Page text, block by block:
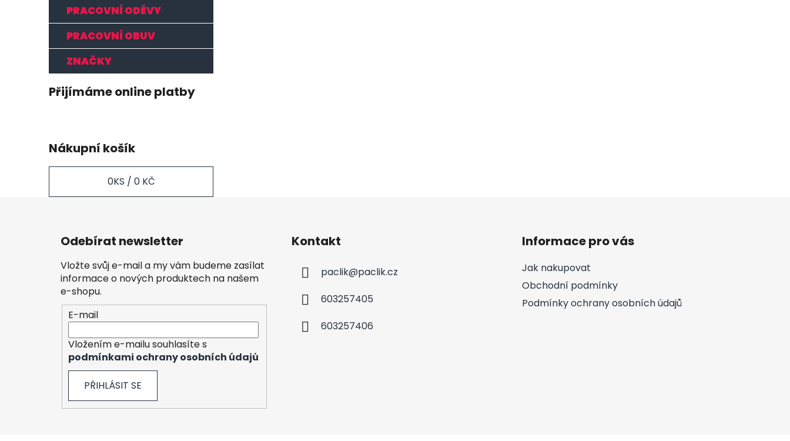
PRACOVNÍ ODĚVY
PRACOVNÍ OBUV
ZNAČKY
Přijímáme online platby
Nákupní košík
0KS / 0 KČ
Odebírat newsletter
Vložte svůj e-mail a my vám budeme zasílat
informace o nových produktech na našem
e-shopu.
E-mail
Vložením e-mailu souhlasíte s
podmínkami ochrany osobních údajů
PŘIHLÁSIT SE
Kontakt
paclik@paclik.cz
603257405
603257406
Informace pro vás
Jak nakupovat
Obchodní podmínky
Podmínky ochrany osobních údajů